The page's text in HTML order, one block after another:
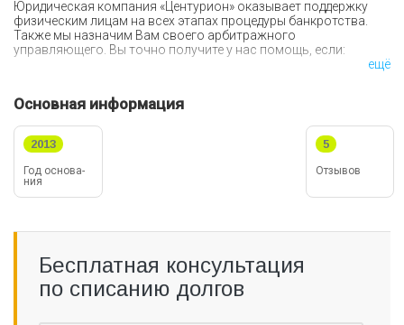
Основная информация
Год ос­но­ва­
ния
2013
Отзывов
5
Юридическая компания «Центурион» оказывает поддержку
физическим лицам на всех этапах процедуры банкротства.
Также мы назначим Вам своего арбитражного
управляющего. Вы точно получите у нас помощь, если:
просрочки по платежам;
Вы устали от постоянных звонков от банков и
коллекторов.
Мы предлагаем услугу полного сопровождения процедуры
банкротства. Обратившись к нам, Вы начнете новую жизнь
без долгов. Каким будет результат нашего сотрудничества:
Долги будут списаны;
собственности имущество будет в безопасности.
Специалисты юридической компании «Центурион»
ещё
Бесплатная консультация
по списанию долгов